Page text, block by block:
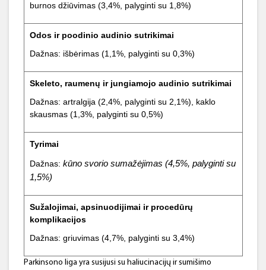
burnos džiūvimas (3,4%, palyginti su 1,8%)
Odos ir poodinio audinio sutrikimai
Dažnas: išbėrimas (1,1%, palyginti su 0,3%)
Skeleto, raumenų ir jungiamojo audinio sutrikimai
Dažnas: artralgija (2,4%, palyginti su 2,1%), kaklo
skausmas (1,3%, palyginti su 0,5%)
Tyrimai
Dažnas: kūno svorio sumažėjimas (4,5%, palyginti su
1,5%)
Sužalojimai, apsinuodijimai ir procedūrų
komplikacijos
Dažnas: griuvimas (4,7%, palyginti su 3,4%)
Parkinsono liga yra susijusi su haliucinacijų ir sumišimo